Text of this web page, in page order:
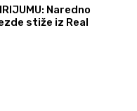
Naredno
stiže iz Real